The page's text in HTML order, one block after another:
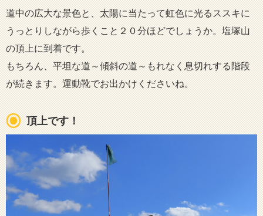
道中の広大な景色と、太陽に当たって虹色に光るススキに
うっとりしながら歩くこと２０分ほどでしょうか。塩塚山
の頂上に到着です。
もちろん、平坦な道～傾斜の道～もれなく息切れする階段
が続きます。運動靴でお出かけくださいね。
頂上です！